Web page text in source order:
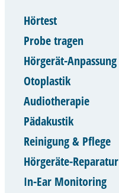
Hörtest
Probe tragen
Hörgerät-Anpassung
Otoplastik
Audiotherapie
Pädakustik
Reinigung & Pflege
Hörgeräte-Reparatur
In-Ear Monitoring